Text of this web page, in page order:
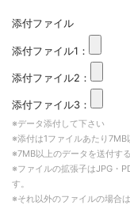
添付ファイル
添付ファイル1：
添付ファイル2：
添付ファイル3：
※データ添付して下さい
※添付は1ファイルあたり7MB
※7MB以上のデータを送付す
※ファイルの拡張子はJPG・
す。
※それ以外のファイルの場合